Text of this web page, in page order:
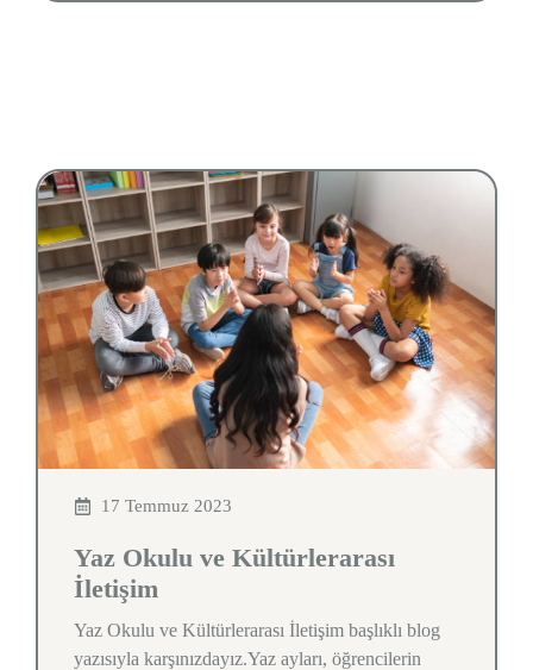
17 Temmuz 2023
Yaz Okulu ve Kültürlerarası
İletişim
Yaz Okulu ve Kültürlerarası İletişim başlıklı blog
yazısıyla karşınızdayız.Yaz ayları, öğrencilerin